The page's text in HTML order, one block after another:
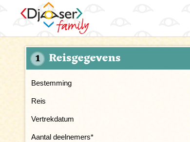
1 Reisgegevens
Bestemming
Reis
Vertrekdatum
Aantal deelnemers*